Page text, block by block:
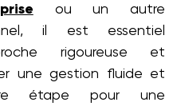
ou un autre
il est essentiel
rigoureuse et
une gestion fluide et
étape pour une